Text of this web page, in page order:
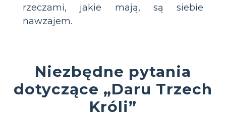
rzeczami, jakie mają, są siebie
nawzajem.
Niezbędne pytania
dotyczące „Daru Trzech
Króli”